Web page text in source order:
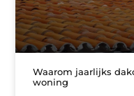
Waarom jaarlijks
woning